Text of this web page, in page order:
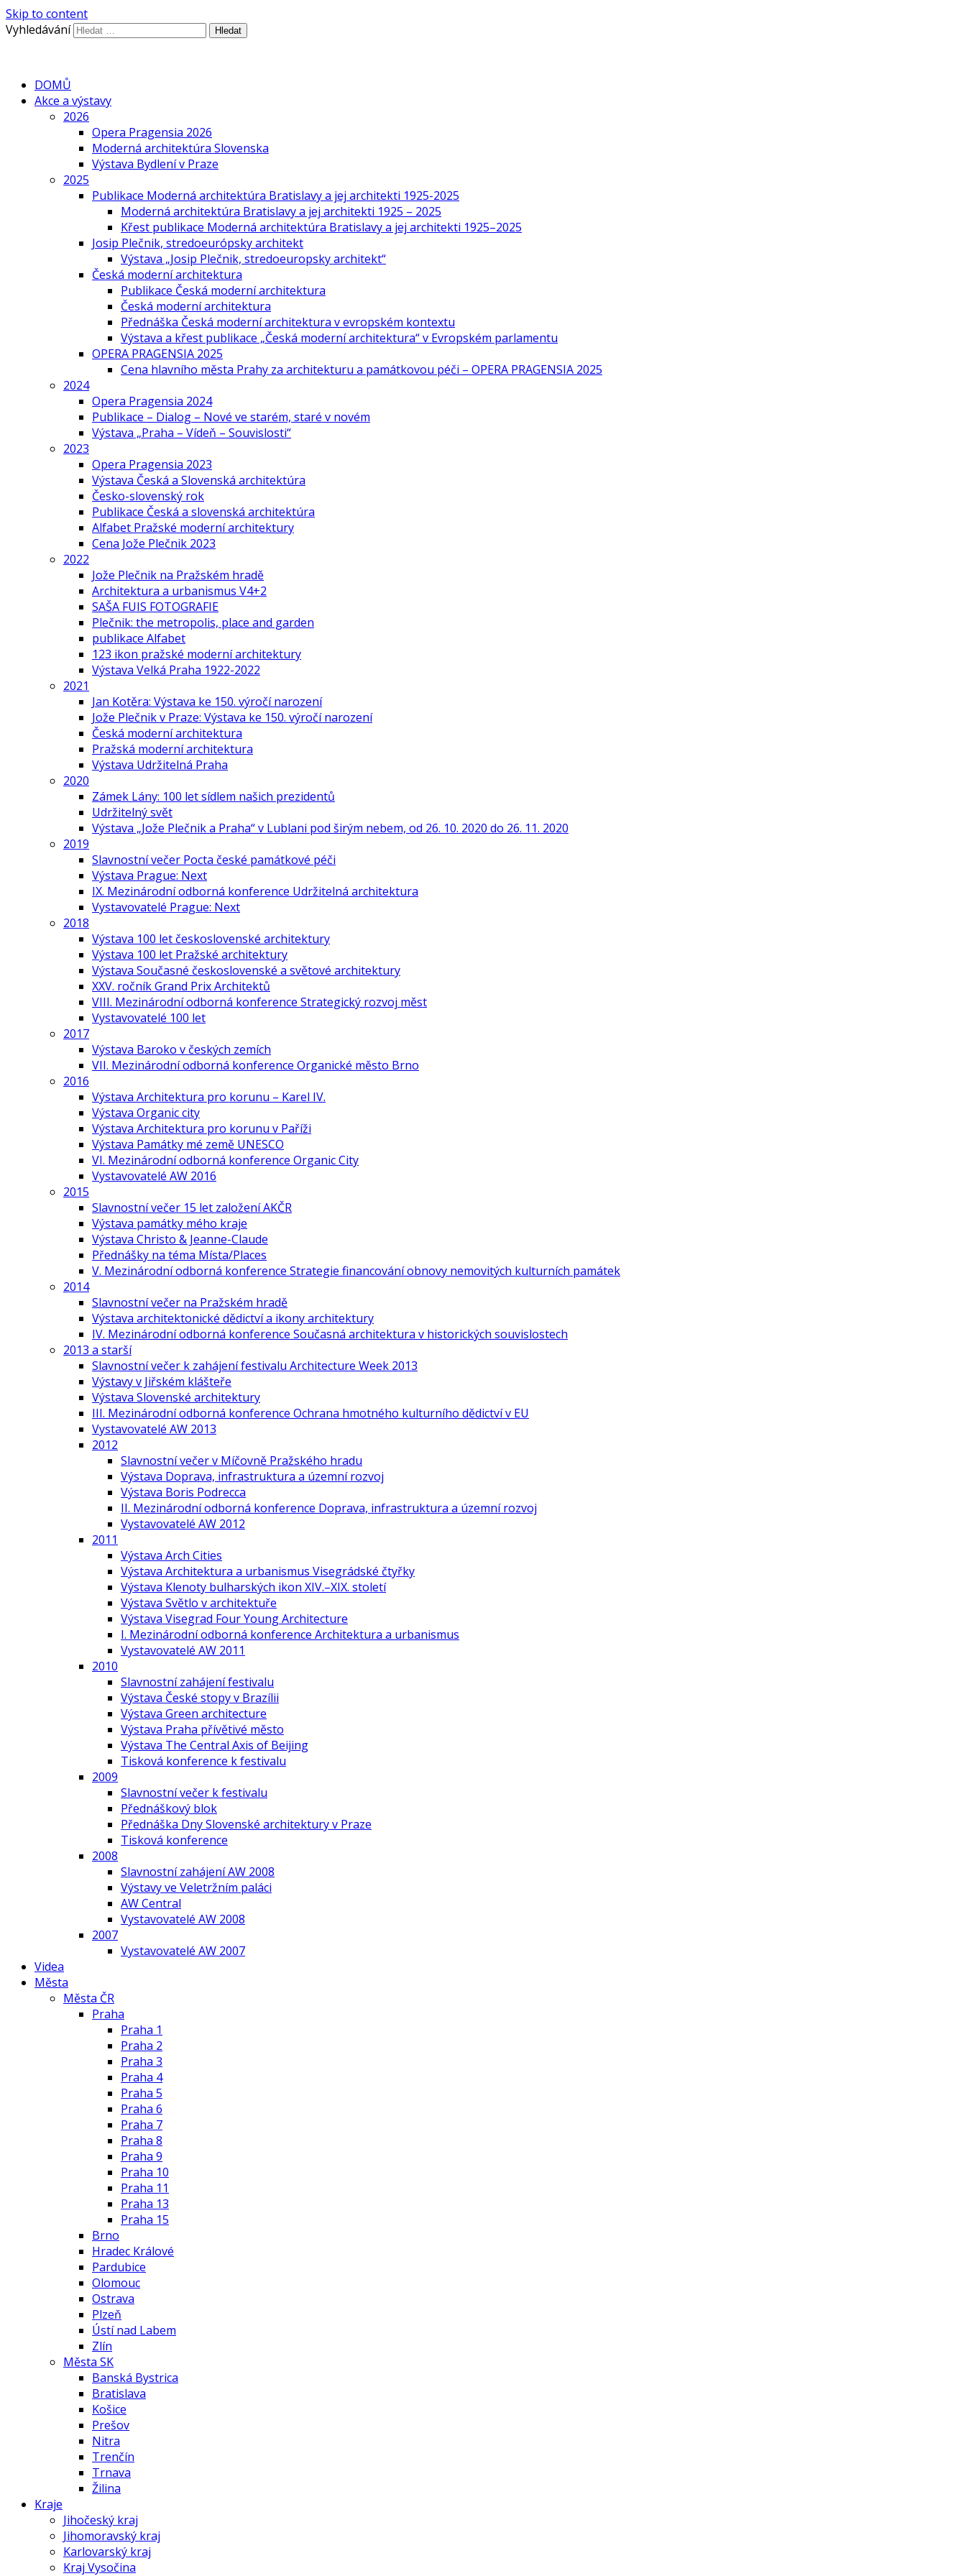
Skip to content
Vyhledávání
DOMŮ
Akce a výstavy
2026
Opera Pragensia 2026
Moderná architektúra Slovenska
Výstava Bydlení v Praze
2025
Publikace Moderná architektúra Bratislavy a jej architekti 1925-2025
Moderná architektúra Bratislavy a jej architekti 1925 – 2025
Křest publikace Moderná architektúra Bratislavy a jej architekti 1925–2025
Josip Plečnik, stredoeurópsky architekt
Výstava „Josip Plečnik, stredoeuropsky architekt“
Česká moderní architektura
Publikace Česká moderní architektura
Česká moderní architektura
Přednáška Česká moderní architektura v evropském kontextu
Výstava a křest publikace „Česká moderní architektura“ v Evropském parlamentu
OPERA PRAGENSIA 2025
Cena hlavního města Prahy za architekturu a památkovou péči – OPERA PRAGENSIA 2025
2024
Opera Pragensia 2024
Publikace – Dialog – Nové ve starém, staré v novém
Výstava „Praha – Vídeň – Souvislosti“
2023
Opera Pragensia 2023
Výstava Česká a Slovenská architektúra
Česko-slovenský rok
Publikace Česká a slovenská architektúra
Alfabet Pražské moderní architektury
Cena Jože Plečnik 2023
2022
Jože Plečnik na Pražském hradě
Architektura a urbanismus V4+2
SAŠA FUIS FOTOGRAFIE
Plečnik: the metropolis, place and garden
publikace Alfabet
123 ikon pražské moderní architektury
Výstava Velká Praha 1922-2022
2021
Jan Kotěra: Výstava ke 150. výročí narození
Jože Plečnik v Praze: Výstava ke 150. výročí narození
Česká moderní architektura
Pražská moderní architektura
Výstava Udržitelná Praha
2020
Zámek Lány: 100 let sídlem našich prezidentů
Udržitelný svět
Výstava „Jože Plečnik a Praha“ v Lublani pod širým nebem, od 26. 10. 2020 do 26. 11. 2020
2019
Slavnostní večer Pocta české památkové péči
Výstava Prague: Next
IX. Mezinárodní odborná konference Udržitelná architektura
Vystavovatelé Prague: Next
2018
Výstava 100 let československé architektury
Výstava 100 let Pražské architektury
Výstava Současné československé a světové architektury
XXV. ročník Grand Prix Architektů
VIII. Mezinárodní odborná konference Strategický rozvoj měst
Vystavovatelé 100 let
2017
Výstava Baroko v českých zemích
VII. Mezinárodní odborná konference Organické město Brno
2016
Výstava Architektura pro korunu – Karel IV.
Výstava Organic city
Výstava Architektura pro korunu v Paříži
Výstava Památky mé země UNESCO
VI. Mezinárodní odborná konference Organic City
Vystavovatelé AW 2016
2015
Slavnostní večer 15 let založení AKČR
Výstava památky mého kraje
Výstava Christo & Jeanne-Claude
Přednášky na téma Místa/Places
V. Mezinárodní odborná konference Strategie financování obnovy nemovitých kulturních památek
2014
Slavnostní večer na Pražském hradě
Výstava architektonické dědictví a ikony architektury
IV. Mezinárodní odborná konference Současná architektura v historických souvislostech
2013 a starší
Slavnostní večer k zahájení festivalu Architecture Week 2013
Výstavy v Jiřském klášteře
Výstava Slovenské architektury
III. Mezinárodní odborná konference Ochrana hmotného kulturního dědictví v EU
Vystavovatelé AW 2013
2012
Slavnostní večer v Míčovně Pražského hradu
Výstava Doprava, infrastruktura a územní rozvoj
Výstava Boris Podrecca
II. Mezinárodní odborná konference Doprava, infrastruktura a územní rozvoj
Vystavovatelé AW 2012
2011
Výstava Arch Cities
Výstava Architektura a urbanismus Visegrádské čtyřky
Výstava Klenoty bulharských ikon XIV.–XIX. století
Výstava Světlo v architektuře
Výstava Visegrad Four Young Architecture
I. Mezinárodní odborná konference Architektura a urbanismus
Vystavovatelé AW 2011
2010
Slavnostní zahájení festivalu
Výstava České stopy v Brazílii
Výstava Green architecture
Výstava Praha přívětivé město
Výstava The Central Axis of Beijing
Tisková konference k festivalu
2009
Slavnostní večer k festivalu
Přednáškový blok
Přednáška Dny Slovenské architektury v Praze
Tisková konference
2008
Slavnostní zahájení AW 2008
Výstavy ve Veletržním paláci
AW Central
Vystavovatelé AW 2008
2007
Vystavovatelé AW 2007
Videa
Města
Města ČR
Praha
Praha 1
Praha 2
Praha 3
Praha 4
Praha 5
Praha 6
Praha 7
Praha 8
Praha 9
Praha 10
Praha 11
Praha 13
Praha 15
Brno
Hradec Králové
Pardubice
Olomouc
Ostrava
Plzeň
Ústí nad Labem
Zlín
Města SK
Banská Bystrica
Bratislava
Košice
Prešov
Nitra
Trenčín
Trnava
Žilina
Kraje
Jihočeský kraj
Jihomoravský kraj
Karlovarský kraj
Kraj Vysočina